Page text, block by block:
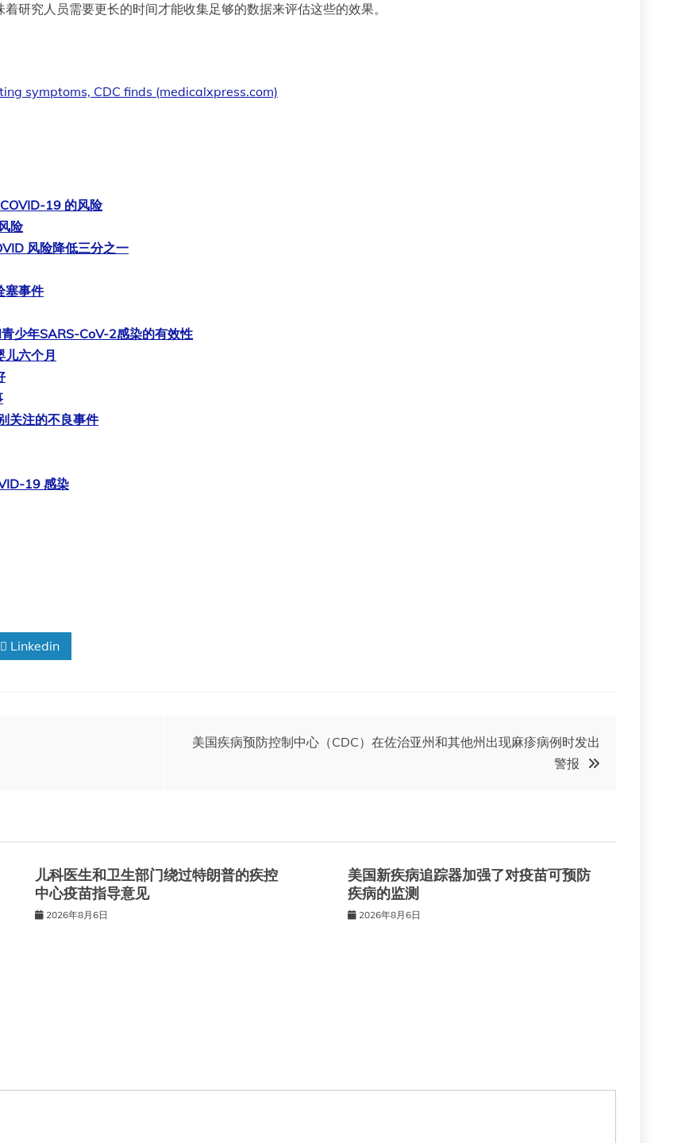
研究人员需要更长的时间才能收集足够的数据来评估这些的效果。
symptoms, CDC finds (medicalxpress.com)
19 的风险
险
风险降低三分之一
塞事件
少年SARS-CoV-2感染的有效性
六个月
关注的不良事件
19 感染
Linkedin
美国疾病预防控制中心（CDC）在佐治亚州和其他州出现麻疹病例时发出
警报
儿科医生和卫生部门绕过特朗普的疾控
中心疫苗指导意见
2026年8月6日
美国新疾病追踪器加强了对疫苗可预防
疾病的监测
2026年8月6日